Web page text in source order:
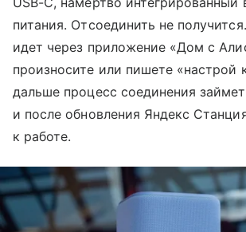
питания. Отсоединить не
идет через приложение «Дом с
произносите или пишете «настрой
дальше процесс соединения
и после обновления Яндекс
к работе.